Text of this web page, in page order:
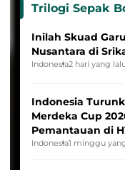
Trilogi Sepak
Inilah Skuad
Nusantara di
Indonesia2 hari yang
Indonesia
Merdeka Cup
Pemantauan di
League
Indonesia1 minggu